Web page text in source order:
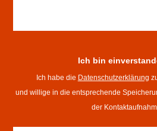
Ich bin
Ich habe die Datenschutzerklärung
und willige in die entsprechende
der